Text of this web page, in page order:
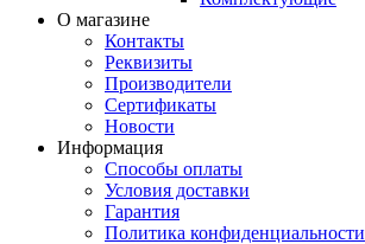
О магазине
Контакты
Реквизиты
Производители
Сертификаты
Новости
Информация
Способы оплаты
Условия доставки
Гарантия
Политика конфиденциальности